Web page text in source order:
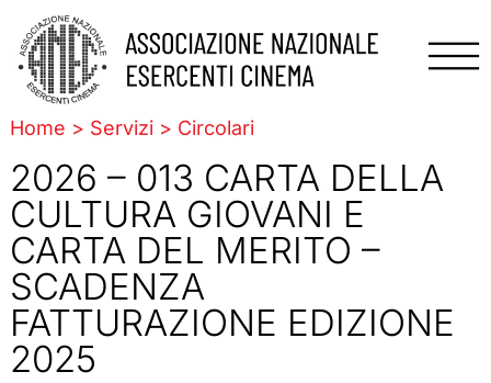
Home > Servizi> Circolari
2026 – 013 CARTA DELLA
CULTURA GIOVANI E
CARTA DEL MERITO –
SCADENZA
FATTURAZIONE EDIZIONE
2025